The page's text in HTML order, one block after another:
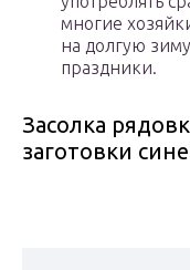
многие
на долгую
праздники.
Засолка
заготовки